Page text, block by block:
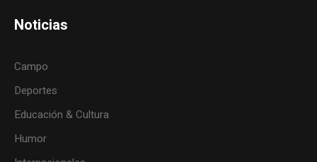
Noticias
Campo
Deportes
Educación & Cultura
Humor